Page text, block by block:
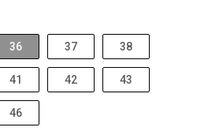
36 37 38
41 42 43
46